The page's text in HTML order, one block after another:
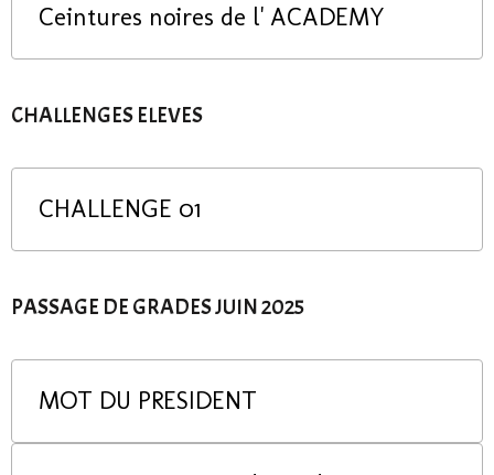
Ceintures noires de l' ACADEMY
CHALLENGES ELEVES
CHALLENGE 01
PASSAGE DE GRADES JUIN 2025
MOT DU PRESIDENT